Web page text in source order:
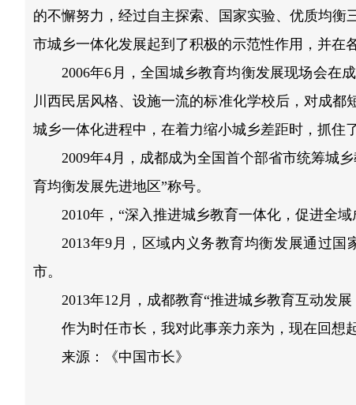
的不懈努力，经过自主探索、国家实验、优质均
市城乡一体化发展起到了积极的示范性作用，并在
2006年6月，全国城乡教育均衡发展现场会在
川西民居风格、设施一流的标准化学校后，对成
城乡一体化进程中，在着力缩小城乡差距时，抓住
2009年4月，成都成为全国首个部省市统筹城
育均衡发展先进地区”称号。
2010年，“深入推进城乡教育一体化，促进全
2013年9月，区域内义务教育均衡发展通过
市。
2013年12月，成都教育“推进城乡教育互动发
作为时任市长，我对此事亲力亲为，现在回想
来源：《中国市长》